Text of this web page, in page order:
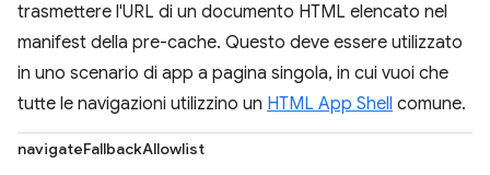
trasmettere l'URL di un documento HTML elencato nel
manifest della pre-cache. Questo deve essere utilizzato
in uno scenario di app a pagina singola, in cui vuoi che
tutte le navigazioni utilizzino un HTML App Shell comune.
navigateFallbackAllowlist